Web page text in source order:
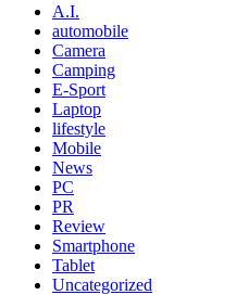
A.I.
automobile
Camera
Camping
E-Sport
Laptop
lifestyle
Mobile
News
PC
PR
Review
Smartphone
Tablet
Uncategorized